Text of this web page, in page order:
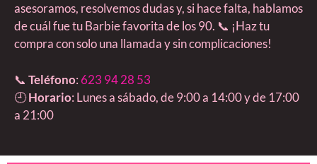
asesoramos, resolvemos dudas y, si hace falta, hablamos
de cuál fue tu Barbie favorita de los 90. 📞 ¡Haz tu
compra con solo una llamada y sin complicaciones!
📞 Teléfono: 623 94 28 53
🕘Horario: Lunes a sábado, de 9:00 a 14:00 y de 17:00
a 21:00